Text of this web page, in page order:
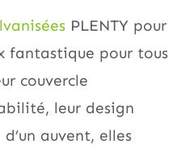
PLENTY pour
fantastique pour tous
couvercle
leur design
auvent, elles